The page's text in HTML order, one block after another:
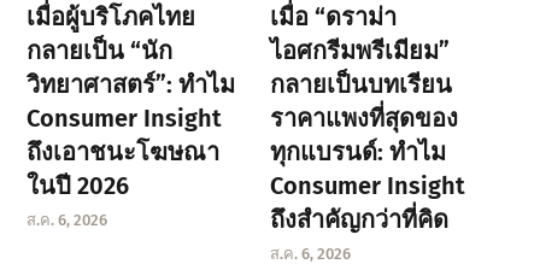
เมื่อผู้บริโภคไทย
กลายเป็น “นัก
วิทยาศาสตร์”: ทำไม
Consumer Insight
ถึงเอาชนะโฆษณา
ในปี 2026
ส.ค. 6, 2026
เมื่อ “ดราม่า
ไอศกรีมพรีเมียม”
กลายเป็นบทเรียน
ราคาแพงที่สุดของ
ทุกแบรนด์: ทำไม
Consumer Insight
ถึงสำคัญกว่าที่คิด
ส.ค. 6, 2026